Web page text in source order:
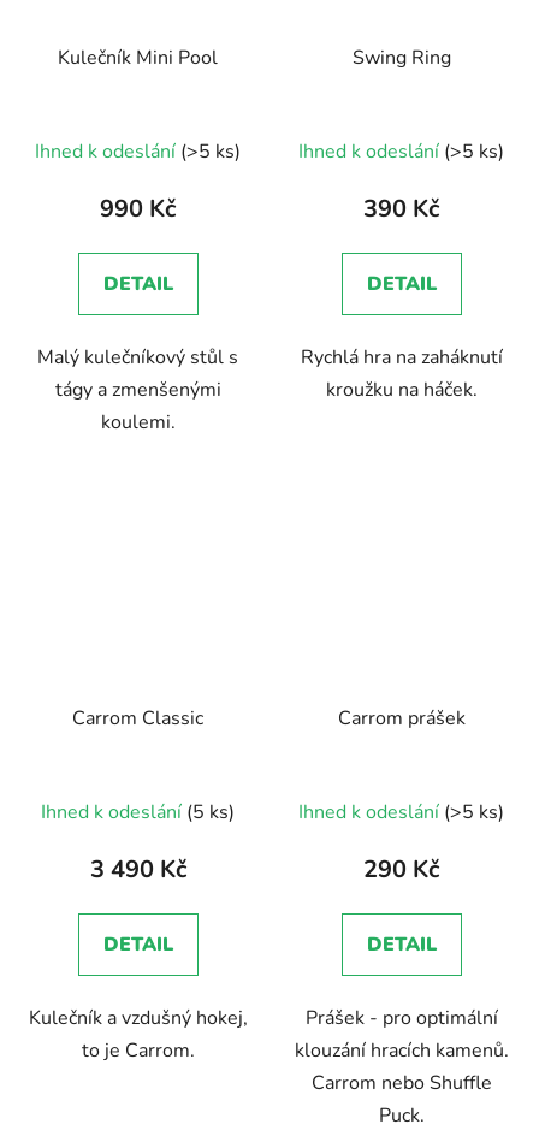
Kulečník Mini Pool
hodnocení
produktu
5,0
z
hvězdiček.
Ihned k odeslání (>5 ks)
990 Kč
DETAIL
Malý kulečníkový stůl s
tágy a zmenšenými
koulemi.
Swing Ring
Ihned k odeslání (>5 ks)
390 Kč
DETAIL
Rychlá hra na zaháknutí
kroužku na háček.
Carrom Classic
hodnocení
produktu
5,0
z
hvězdiček.
Ihned k odeslání (5 ks)
3 490 Kč
DETAIL
Kulečník a vzdušný hokej,
to je Carrom.
Carrom prášek
Ihned k odeslání (>5 ks)
290 Kč
DETAIL
Prášek - pro optimální
klouzání hracích kamenů.
Carrom nebo Shuffle
Puck.